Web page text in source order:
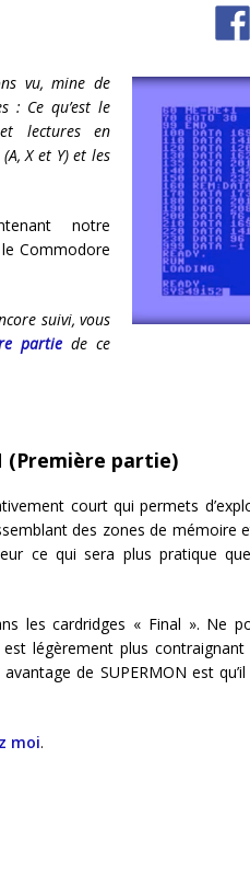
vu, mine de
: Ce qu’est le
lectures en
X et Y) et les
notre
Commodore
suivi, vous
partie de ce
(Première partie)
court qui permets
des zones de mémoire
ce qui sera plus pratique
les cardridges « Final ». Ne
est légèrement plus
de SUPERMON est
moi.